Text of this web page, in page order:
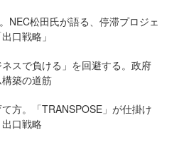
NEC松田氏が語る、停滞プロジェ
口戦略」
ネスで負ける」を回避する。政府
築の道筋
方。「TRANSPOSE」が仕掛け
口戦略